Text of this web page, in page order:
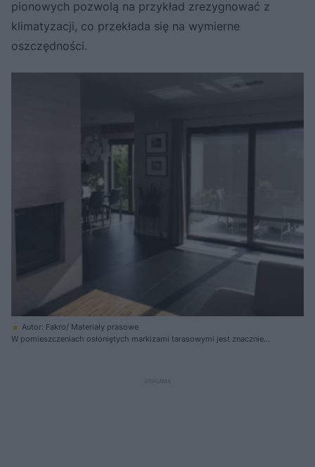
pionowych pozwolą na przykład zrezygnować z
klimatyzacji, co przekłada się na wymierne
oszczędności.
Autor: Fakro/ Materiały prasowe
W pomieszczeniach osłoniętych markizami tarasowymi jest znacznie